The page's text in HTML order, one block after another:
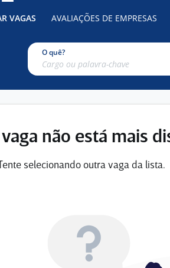
VAGAS AVALIAÇÕES DE EMPRESAS
O quê?
vaga não está mais
Tente selecionando outra vaga da lista.